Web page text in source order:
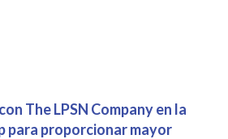
The LPSN Company en la
para proporcionar mayor